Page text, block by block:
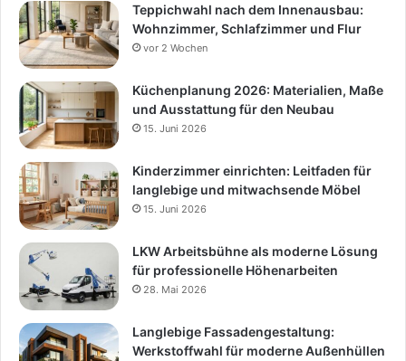
Teppichwahl nach dem Innenausbau:
Wohnzimmer, Schlafzimmer und Flur
vor 2 Wochen
Küchenplanung 2026: Materialien, Maße
und Ausstattung für den Neubau
15. Juni 2026
Kinderzimmer einrichten: Leitfaden für
langlebige und mitwachsende Möbel
15. Juni 2026
LKW Arbeitsbühne als moderne Lösung
für professionelle Höhenarbeiten
28. Mai 2026
Langlebige Fassadengestaltung:
Werkstoffwahl für moderne Außenhüllen